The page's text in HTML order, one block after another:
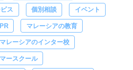
ス 個別相談 イベント
PR マレーシアの教育
マレーシアのインター校
ースクール